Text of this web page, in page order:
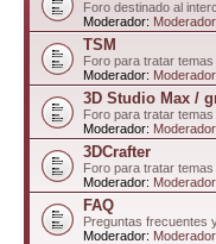
Foro destinado al
Moderador:
TSM
Foro para tratar
Moderador:
3D Studio Max /
Foro para tratar
Moderador:
3DCrafter
Foro para tratar
Moderador:
FAQ
Preguntas frecuentes
Moderador: